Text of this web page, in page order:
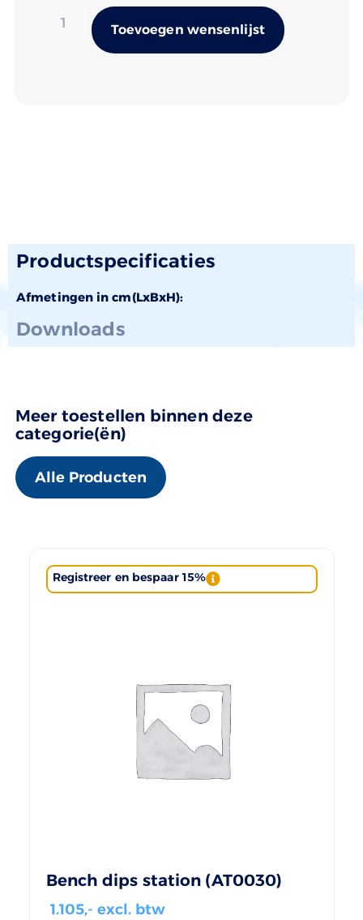
Toevoegen wensenlijst
Productspecificaties
Afmetingen in cm(LxBxH):
Downloads
Meer toestellen binnen deze
categorie(ën)
Alle Producten
Registreer en bespaar 15%
Bench dips station (AT0030)
1.105,- excl. btw